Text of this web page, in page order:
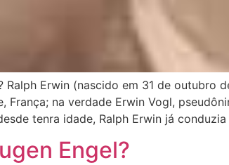
Ralph Erwin (nascido em 31 de outubro
França; na verdade Erwin Vogl,
tenra idade, Ralph Erwin já
Engel?